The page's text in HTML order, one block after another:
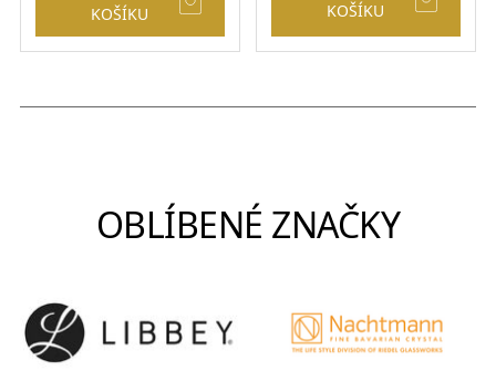
KOŠÍKU
KOŠÍKU
OBLÍBENÉ ZNAČKY